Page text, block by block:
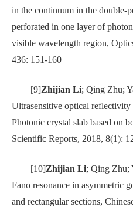
in the continuum in the double-
perforated in one layer of
visible wavelength region,
436: 151-160
[9]Zhijian Li; Qing Zhu;
Ultrasensitive optical reflectivity
Photonic crystal slab based on
Scientific Reports, 2018, 8(1):
[10]Zhijian Li; Qing Zhu;
Fano resonance in asymmetric
and rectangular sections,